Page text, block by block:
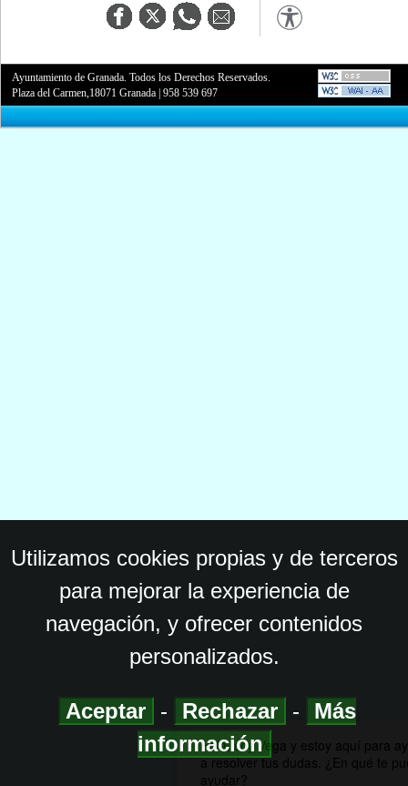
Ayuntamiento de Granada. Todos los Derechos Reservados.
Plaza del Carmen,18071 Granada |958 539 697
Utilizamos cookies propias y de terceros
para mejorar la experiencia de
navegación, y ofrecer contenidos
personalizados.
Aceptar - Rechazar -
Más
información